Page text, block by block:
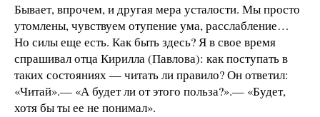
Бывает, впрочем, и другая мера усталости. Мы просто
утомлены, чувствуем отупение ума, расслабление…
Но силы еще есть. Как быть здесь? Я в свое время
спрашивал отца Кирилла (Павлова): как поступать в
таких состояниях — читать ли правило? Он ответил:
«Читай».— «А будет ли от этого польза?».— «Будет,
хотя бы ты ее не понимал».